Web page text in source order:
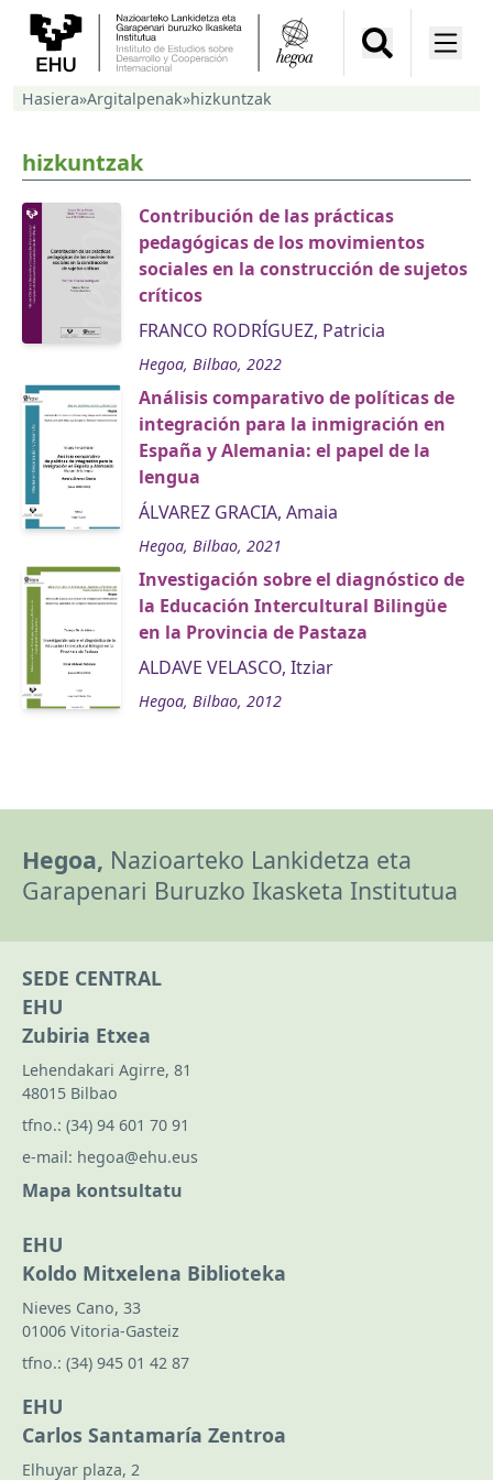
Hasiera»Argitalpenak»hizkuntzak
hizkuntzak
Contribución de las prácticas
pedagógicas de los movimientos
sociales en la construcción de sujetos
críticos
FRANCO RODRÍGUEZ, Patricia
Hegoa, Bilbao, 2022
Análisis comparativo de políticas de
integración para la inmigración en
España y Alemania: el papel de la
lengua
ÁLVAREZ GRACIA, Amaia
Hegoa, Bilbao, 2021
Investigación sobre el diagnóstico de
la Educación Intercultural Bilingüe
en la Provincia de Pastaza
ALDAVE VELASCO, Itziar
Hegoa, Bilbao, 2012
Hegoa, Nazioarteko Lankidetza eta
Garapenari Buruzko Ikasketa Institutua
SEDE CENTRAL
EHU
Zubiria Etxea
Lehendakari Agirre, 81
48015 Bilbao
tfno.: (34) 94 601 70 91
e-mail: hegoa@ehu.eus
Mapa kontsultatu
EHU
Koldo Mitxelena Biblioteka
Nieves Cano, 33
01006 Vitoria-Gasteiz
tfno.: (34) 945 01 42 87
EHU
Carlos Santamaría Zentroa
Elhuyar plaza, 2